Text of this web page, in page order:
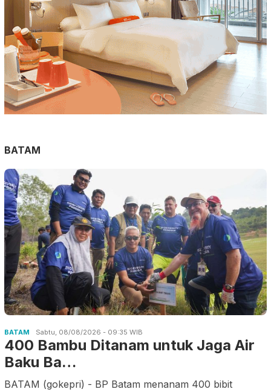
BATAM
BATAM Sabtu, 08/08/2026 - 09:35 WIB
400 Bambu Ditanam untuk Jaga Air
Baku Ba…
BATAM (gokepri) - BP Batam menanam 400 bibit